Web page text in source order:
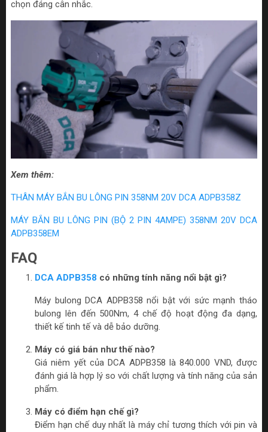
chọn đáng cân nhắc.
Xem thêm:
THÂN MÁY BẮN BU LÔNG PIN 358NM 20V DCA ADPB358Z
MÁY BẮN BU LÔNG PIN (BỘ 2 PIN 4AMPE) 358NM 20V DCA
ADPB358EM
FAQ
DCA ADPB358 có những tính năng nổi bật gì?
Máy bulong DCA ADPB358 nổi bật với sức mạnh tháo
bulong lên đến 500Nm, 4 chế độ hoạt động đa dạng,
thiết kế tinh tế và dễ bảo dưỡng.
Máy có giá bán như thế nào?
Giá niêm yết của DCA ADPB358 là 840.000 VND, được
đánh giá là hợp lý so với chất lượng và tính năng của sản
phẩm.
Máy có điểm hạn chế gì?
Điểm hạn chế duy nhất là máy chỉ tương thích với pin và